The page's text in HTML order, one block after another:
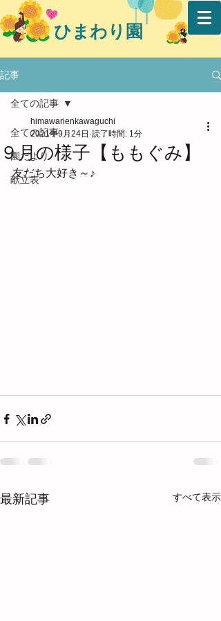
ひまわり園
記事
全ての記事
園だより
献立表
全ての記事
９月の様子【ももぐみ】
himawarienkawaguchi
2021年9月24日 読了時間: 1分
友だち大好き～♪
最新記事 すべて表示